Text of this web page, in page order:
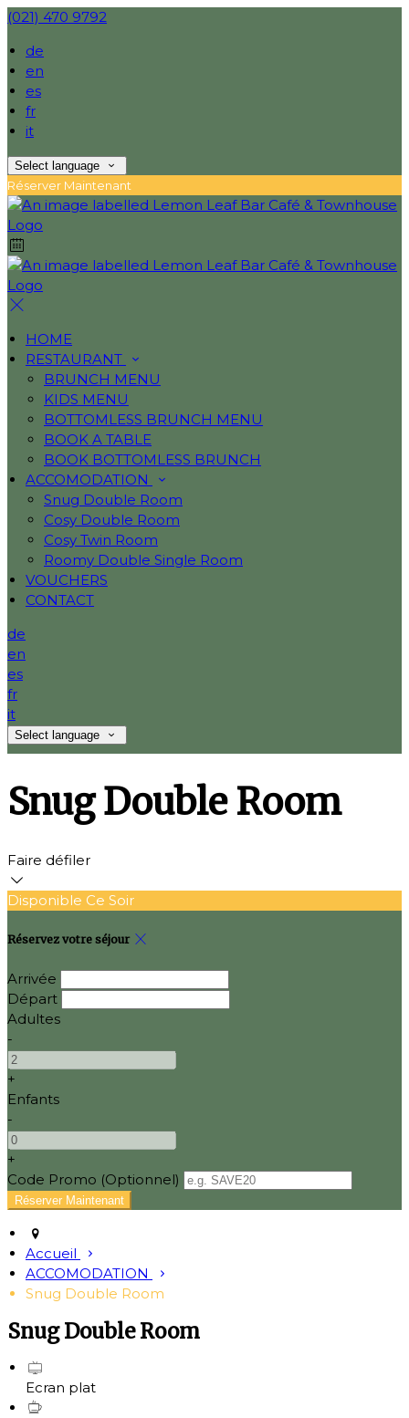
(021) 470 9792
de
en
es
fr
it
Select language
Réserver Maintenant
HOME
RESTAURANT
BRUNCH MENU
KIDS MENU
BOTTOMLESS BRUNCH MENU
BOOK A TABLE
BOOK BOTTOMLESS BRUNCH
ACCOMODATION
Snug Double Room
Cosy Double Room
Cosy Twin Room
Roomy Double Single Room
VOUCHERS
CONTACT
de
en
es
fr
it
Select language
Snug Double Room
Faire défiler
Disponible Ce Soir
Réservez votre séjour
Arrivée
Départ
Adultes
-
+
Enfants
-
+
Code Promo (Optionnel)
Accueil
ACCOMODATION
Snug Double Room
Snug Double Room
Ecran plat